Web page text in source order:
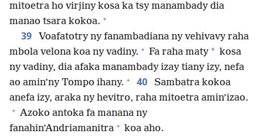
mitoetra ho virjiny kosa ka tsy manambady dia
manao tsara kokoa. +
39
Voafatotry ny fanambadiana ny vehivavy raha
mbola velona koa ny vadiny. + Fa raha maty * kosa
ny vadiny, dia afaka manambady izay tiany izy, nefa
ao amin’ny Tompo ihany. + 40
Sambatra kokoa
anefa izy, araka ny hevitro, raha mitoetra amin’izao.
+ Azoko antoka fa manana ny
fanahin’Andriamanitra + koa aho.